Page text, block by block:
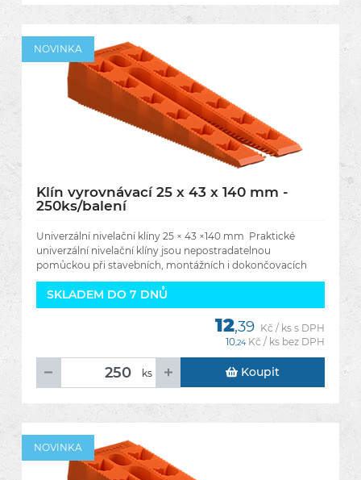
NOVINKA
Klín vyrovnávací 25 x 43 x 140 mm -
250ks/balení
Univerzální nivelační klíny 25 × 43 ×140 mm Praktické
univerzální nivelační klíny jsou nepostradatelnou
pomůckou při stavebních, montážních i dokončovacích
pracích.
SKLADEM DO 7 DNŮ
12,39 Kč / ks s DPH
10,24 Kč / ks bez DPH
ks Koupit
NOVINKA